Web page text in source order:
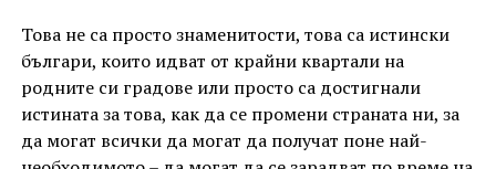
Това не са просто знаменитости, това са истински
българи, които идват от крайни квартали на
родните си градове или просто са достигнали
истината за това, как да се промени страната ни, за
да могат всички да могат да получат поне най-